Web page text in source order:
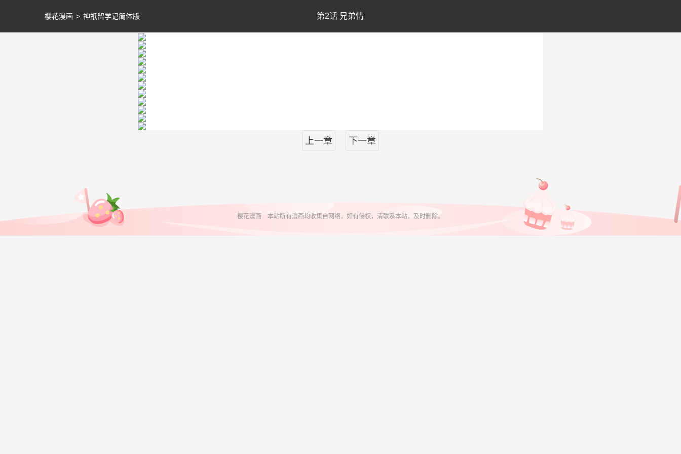
樱花漫画 > 神祇留学记简体版 第2话 兄弟情
上一章 下一章
樱花漫画 本站所有漫画均收集自网络，如有侵权，清联系本站，及时删除。